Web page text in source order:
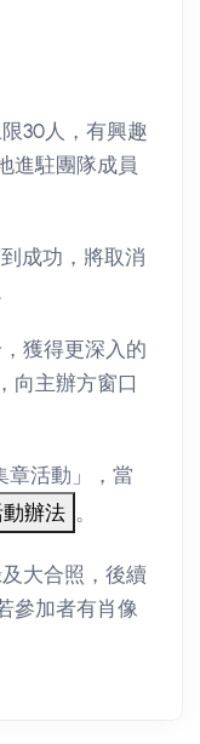
限30人，有興趣
進駐團隊成員
成功，將取消
獲得更深入的
向主辦方窗口
章活動」，當
。
大合照，後續
參加者有肖像